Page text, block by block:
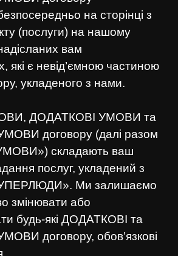
на сторінці з
(послуги) на нашому
вам
які є невід’ємною частиною
укладеного з нами.
ДОДАТКОВІ УМОВИ та
договору (далі разом
складають ваш
послуг, укладений з
Ми залишаємо
змінювати або
будь-які ДОДАТКОВІ та
договору, обов’язкові